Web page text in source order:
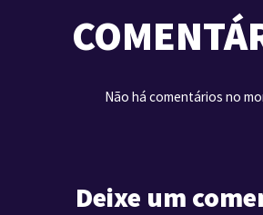
Não há comentários no
Deixe um